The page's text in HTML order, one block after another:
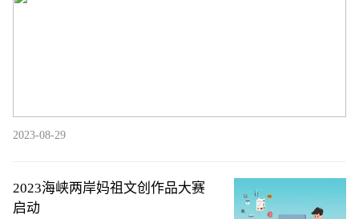
2023-08-29
2023海峡两岸妈祖文创作品大赛
启动